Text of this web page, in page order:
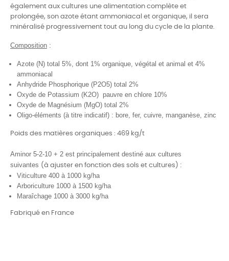
également aux cultures une alimentation complète et
prolongée, son azote étant ammoniacal et organique, il sera
minéralisé progressivement tout au long du cycle de la plante.
Composition :
Azote (N) total 5%, dont 1% organique, végétal et animal et 4%
ammoniacal
Anhydride Phosphorique (P2O5) total 2%
Oxyde de Potassium (K2O) pauvre en chlore 10%
Oxyde de Magnésium (MgO) total 2%
Oligo-éléments (à titre indicatif) : bore, fer, cuivre, manganèse, zinc
Poids des matières organiques : 469 kg/t
Aminor 5-2-10 + 2 est principalement destiné aux cultures
suivantes (à ajuster en fonction des sols et cultures) :
Viticulture 400 à 1000 kg/ha
Arboriculture 1000 à 1500 kg/ha
Maraîchage 1000 à 3000 kg/ha
Fabriqué en France